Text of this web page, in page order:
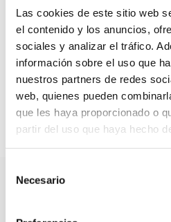
Las cookies de este sitio web
el contenido y los anuncios,
sociales y analizar el tráfico.
información sobre el uso que
nuestros partners de redes
web, quienes pueden
que les haya proporcionado o
partir del uso que haya hecho
Necesario
La interacción será a
móvil.Por medio de una
los datos se almacenan y
a la nube o servidor de la
dispositivo.
Ventajas de